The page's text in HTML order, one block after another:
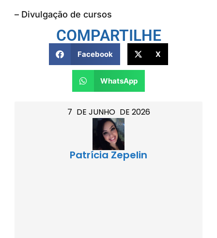
7 DE JUNHO DE 2026
Patrícia Zepelin
– Divulgação de cursos
COMPARTILHE
Facebook X
WhatsApp